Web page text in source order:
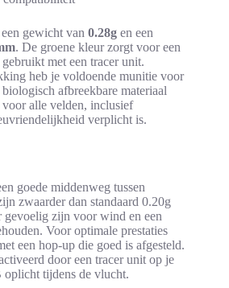
gewicht van 0.28g en een
. De groene kleur zorgt voor een
met een tracer unit.
heb je voldoende munitie voor
afbreekbare materiaal
voor alle velden, inclusief
verplicht is.
goede middenweg tussen
zwaarder dan standaard 0.20g
gevoelig zijn voor wind en een
Voor optimale prestaties
een hop-up die goed is afgesteld.
door een tracer unit op je
tijdens de vlucht.